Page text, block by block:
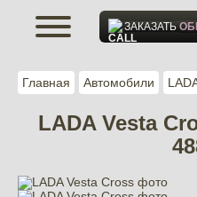
Главная Автомобили
LADA Vesta
ЗАКАЗАТЬ